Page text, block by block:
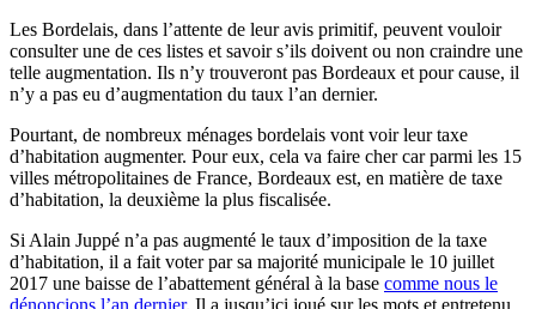
Les Bordelais, dans l’attente de leur avis primitif, peuvent vouloir
consulter une de ces listes et savoir s’ils doivent ou non craindre une
telle augmentation. Ils n’y trouveront pas Bordeaux et pour cause, il
n’y a pas eu d’augmentation du taux l’an dernier.
Pourtant, de nombreux ménages bordelais vont voir leur taxe
d’habitation augmenter. Pour eux, cela va faire cher car parmi les 15
villes métropolitaines de France, Bordeaux est, en matière de taxe
d’habitation, la deuxième la plus fiscalisée.
Si Alain Juppé n’a pas augmenté le taux d’imposition de la taxe
d’habitation, il a fait voter par sa majorité municipale le 10 juillet
2017 une baisse de l’abattement général à la base comme nous le
dénoncions l’an dernier. Il a jusqu’ici joué sur les mots et entretenu